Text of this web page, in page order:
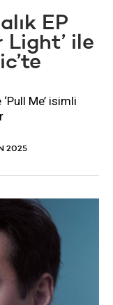
EP
Light’ ile
‘Pull Me’ isimli
2025